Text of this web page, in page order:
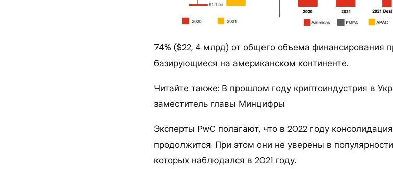
74% ($22, 4 млрд) от общего объема финансирования
базирующиеся на американском континенте.
Читайте также: В прошлом году криптоиндустрия в
заместитель главы Минцифры
Эксперты PwC полагают, что в 2022 году
продолжится. При этом они не уверены в
которых наблюдался в 2021 году.